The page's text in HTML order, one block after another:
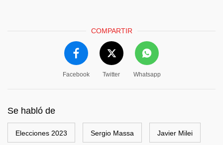
COMPARTIR
Facebook Twitter Whatsapp
Se habló de
Elecciones 2023 Sergio Massa Javier Milei